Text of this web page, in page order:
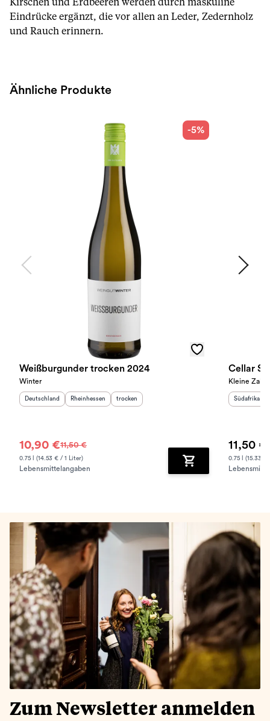
Kirschen und Erdbeeren werden durch maskuline
Eindrücke ergänzt, die vor allen an Leder, Zedernholz
und Rauch erinnern.
Ähnliche Produkte
-5%
Weißburgunder trocken 2024
Winter
Herkunftsland
Deutschland Herkunftsregion :
Rheinhessen Geschmack
trocken
10,90 €11,50 €
0.75 l (14.53 € / 1 Liter)
Lebensmittelangaben Zum Warenkorb
Cellar
Kleine Zalze
Südafrika
11,50 €
0.75 l (15.33 €
Zum Newsletter anmelden